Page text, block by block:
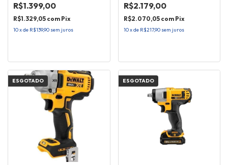
R$1.399,00
R$1.329,05 com Pix
10xde R$139,90 sem juros
R$2.179,00
R$2.070,05 com Pix
10xde R$217,90 sem juros
ESGOTADO ESGOTADO